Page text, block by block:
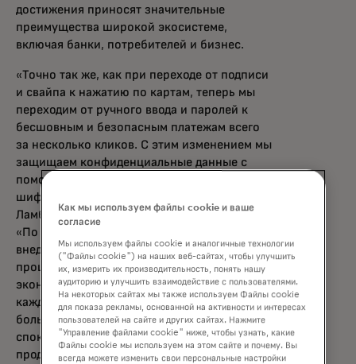
достижения приносят значительные
преимущества широкой экосистеме,
включая банки, потребителей и бизнес.
«Точно так же, как при переходе от подписи
и свайпа к нажатию по картам, теперь мы
переходим от ручного ввода и паролей к
бесшовным и безопасным платежам всего
за несколько кликов. С этим изменением мы
защищаем конфиденциальные данные с
помощью передовых технологий
шифрования и токенизации», — сказал Йорн
Ламберт, директор по продукту Mastercard.
«По мере того как платежи продолжают
внедряться в различные коммерческие
процессы, мы ведём путь к глобальной
экономике, которая даёт возможности
каждому — предоставляя потребителям
больший контроль, удобство и душевное
спокойствие, открывая новые продажи для
продавцов и снижая риск мошенничества
Как мы используем файлы cookie и ваше
согласие
Мы используем файлы cookie и аналогичные технологии
("Файлы cookie") на наших веб-сайтах, чтобы улучшить
их, измерить их производительность, понять нашу
аудиторию и улучшить взаимодействие с пользователями.
На некоторых сайтах мы также используем Файлы cookie
для показа рекламы, основанной на активности и интересах
пользователей на сайте и других сайтах. Нажмите
"Управление файлами cookie" ниже, чтобы узнать, какие
Файлы cookie мы используем на этом сайте и почему. Вы
всегда можете изменить свои персональные настройки